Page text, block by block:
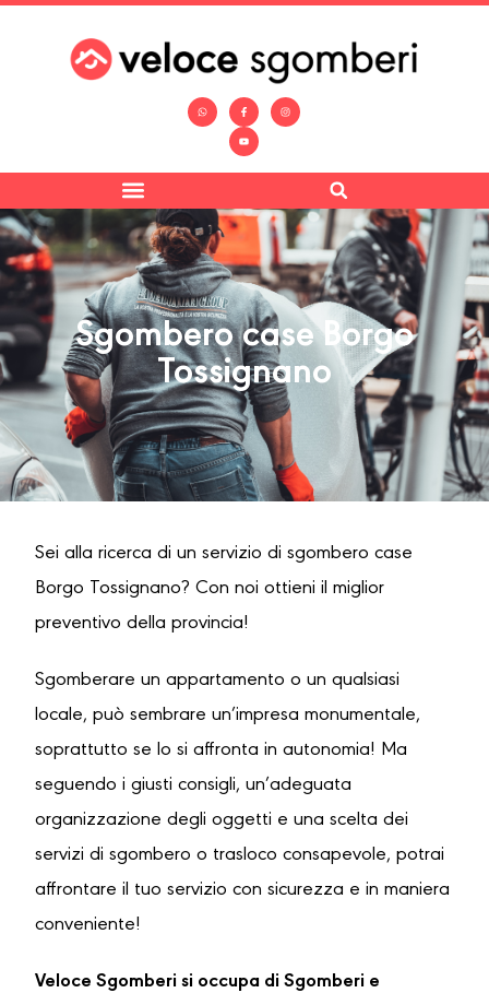
Sgombero case Borgo
Tossignano
Sei alla ricerca di un servizio di sgombero case
Borgo Tossignano? Con noi ottieni il miglior
preventivo della provincia!
Sgomberare un appartamento o un qualsiasi
locale, può sembrare un’impresa monumentale,
soprattutto se lo si affronta in autonomia! Ma
seguendo i giusti consigli, un’adeguata
organizzazione degli oggetti e una scelta dei
servizi di sgombero o trasloco consapevole, potrai
affrontare il tuo servizio con sicurezza e in maniera
conveniente!
Veloce Sgomberi si occupa di Sgomberi e